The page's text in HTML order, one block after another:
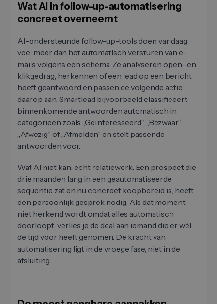
Wat AI in follow-up-automatisering
concreet overneemt
AI-ondersteunde follow-up-tools doen vandaag
veel meer dan het automatisch versturen van e-
mails volgens een schema. Ze analyseren open- en
klikgedrag, herkennen of een lead op een bericht
heeft geantwoord en passen de volgende actie
daarop aan. Smartlead bijvoorbeeld classificeert
binnenkomende antwoorden automatisch in
categorieën zoals „Geïnteresseerd“, „Bezwaar“,
„Afwezig“ of „Afmelden“ en stelt passende
antwoorden voor.
Wat AI niet kan: echt relatiewerk. Een prospect die
drie maanden lang in een geautomatiseerde
sequentie zat en nu concreet koopbereid is, heeft
een persoonlijk gesprek nodig. Als dat moment
niet herkend wordt omdat alles automatisch
doorloopt, verlies je de deal aan iemand die er wél
de tijd voor heeft genomen. De kracht van
automatisering ligt in de vroege fase, niet in de
afsluiting.